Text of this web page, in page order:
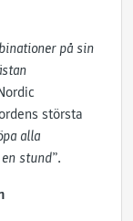
på sin
största
alla
stund”.